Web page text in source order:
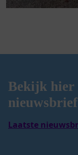
Bekijk hier
Laatste